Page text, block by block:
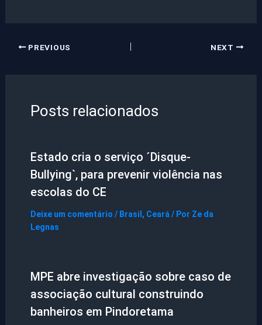
PREVIOUS NEXT
Posts relacionados
Estado cria o serviço ´Disque-
Bullying`, para prevenir violência nas
escolas do CE
Deixe um comentário / Brasil , Ceará / Por Ze da
Legnas
MPE abre investigação sobre caso de
associação cultural construindo
banheiros em Pindoretama